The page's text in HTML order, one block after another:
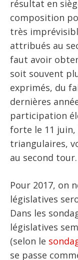
résultat en
composition
très
attribués au
faut avoir
soit souvent
exprimés, du
dernières
participation
forte le 11 juin,
triangulaires,
au second tour.
Pour 2017, on
législatives
Dans les
législatives
(selon le
se passe